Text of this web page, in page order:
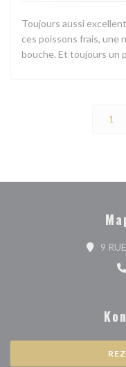
Toujours aussi
ces poissons frais, une
bouche. Et toujours un
1
9